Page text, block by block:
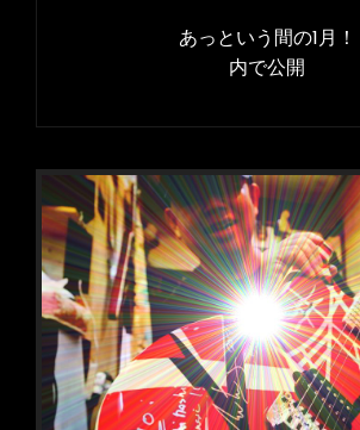
シ
ョ
ン
あっという間の1月！
内で公開